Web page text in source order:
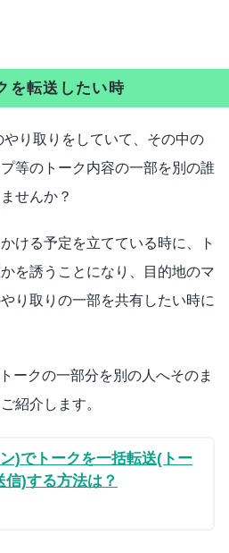
を転送したい時
り取りをしていて、その中の
等のトーク内容の一部を別の誰
せんか？
ける予定を立てている時に、ト
を誘うことになり、目的地のマ
り取りの一部を共有したい時に
ークの一部分を別の人へそのま
紹介します。
)でトークを一括転送(トー
信)する方法は？